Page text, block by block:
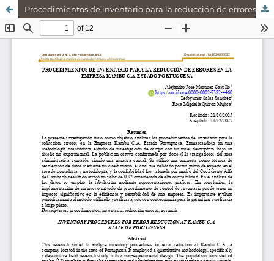
Procedimientos de inventario para la reducción de errores en la empresa Kambu C.A. estado Portuguesa